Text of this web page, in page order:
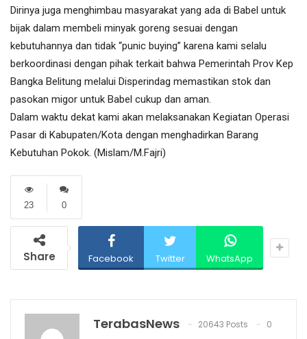
Dirinya juga menghimbau masyarakat yang ada di Babel untuk
bijak dalam membeli minyak goreng sesuai dengan
kebutuhannya dan tidak “punic buying” karena kami selalu
berkoordinasi dengan pihak terkait bahwa Pemerintah Prov Kep
Bangka Belitung melalui Disperindag memastikan stok dan
pasokan migor untuk Babel cukup dan aman.
Dalam waktu dekat kami akan melaksanakan Kegiatan Operasi
Pasar di Kabupaten/Kota dengan menghadirkan Barang
Kebutuhan Pokok. (Mislam/M.Fajri)
0
23
Share Facebook Twitter WhatsApp
TerabasNews 20643 Posts 0